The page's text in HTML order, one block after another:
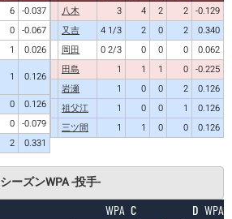
6 -0.037
0 -0.067
1
0.026
1
0.126
0
0.126
0 -0.079
2 0.331
八木 3 4 2 2 -0.129
又吉
4 1/3 2 0 2
0.340
岡田
0 2/3 0 0 0
0.062
田島
1 1 1 0 -0.225
岩瀬
1 0 0 2
0.126
祖父江
1 0 0 1
0.126
三ツ間
1 1 0 0 0.126
シーズンWPA -投手-
WPA C D WPA